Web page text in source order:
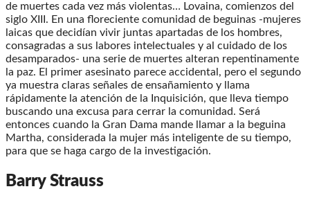
de muertes cada vez más violentas… Lovaina, comienzos del
siglo XIII. En una floreciente comunidad de beguinas -mujeres
laicas que decidían vivir juntas apartadas de los hombres,
consagradas a sus labores intelectuales y al cuidado de los
desamparados- una serie de muertes alteran repentinamente
la paz. El primer asesinato parece accidental, pero el segundo
ya muestra claras señales de ensañamiento y llama
rápidamente la atención de la Inquisición, que lleva tiempo
buscando una excusa para cerrar la comunidad. Será
entonces cuando la Gran Dama mande llamar a la beguina
Martha, considerada la mujer más inteligente de su tiempo,
para que se haga cargo de la investigación.
Barry Strauss